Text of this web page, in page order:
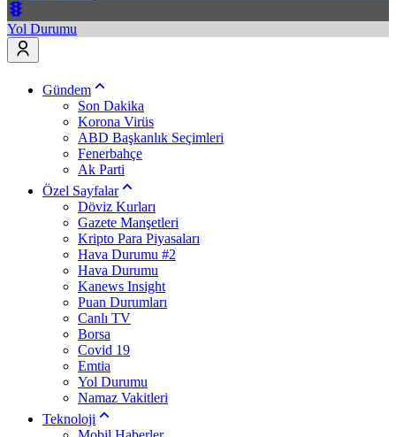
Yol Durumu
Gündem
Son Dakika
Korona Virüs
ABD Başkanlık Seçimleri
Fenerbahçe
Ak Parti
Özel Sayfalar
Döviz Kurları
Gazete Manşetleri
Kripto Para Piyasaları
Hava Durumu #2
Hava Durumu
Kanews Insight
Puan Durumları
Canlı TV
Borsa
Covid 19
Emtia
Yol Durumu
Namaz Vakitleri
Teknoloji